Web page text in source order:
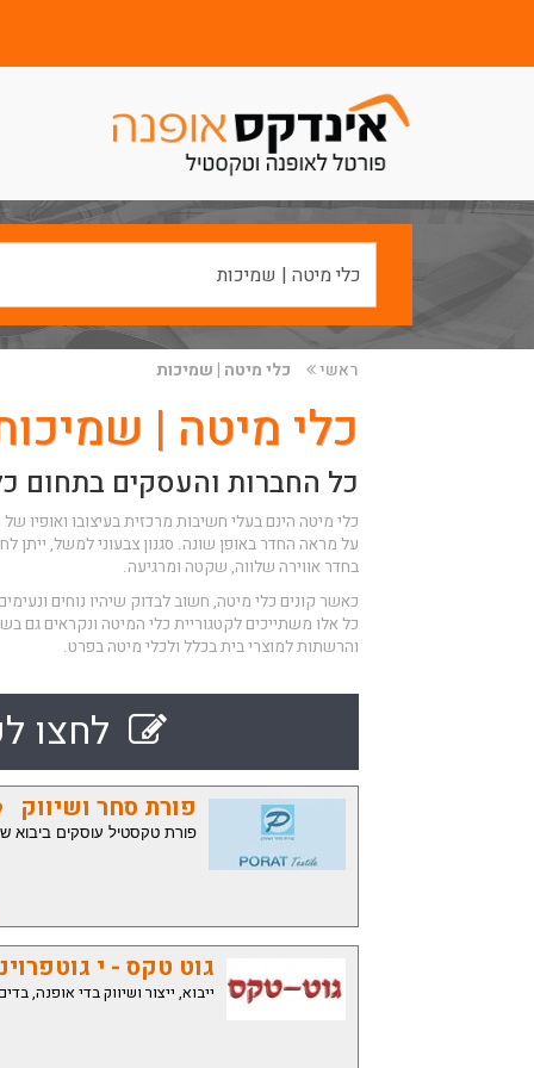
ראשי כלי מיטה | שמיכות
כלי מיטה |
כל החברות והעסקים בתחום
כלי מיטה הינם בעלי חשיבות מרכזית בעיצובו ואופיו
על מראה החדר באופן שונה. סגנון צבעוני למשל, ייתן
בחדר אווירה שלווה, שקטה ומרגיעה.
כאשר קונים כלי מיטה, חשוב לבדוק שיהיו נוחים
כל אלו משתייכים לקטגוריית כלי המיטה ונקראים גם
והרשתות למוצרי בית בכלל ולכלי מיטה בפרט.
לחצו
פורת סחר ושיווק
פורת טקסטיל עוסקים ביבוא
גוט טקס - י
ייבוא, ייצור ושיווק בדי אופנה,